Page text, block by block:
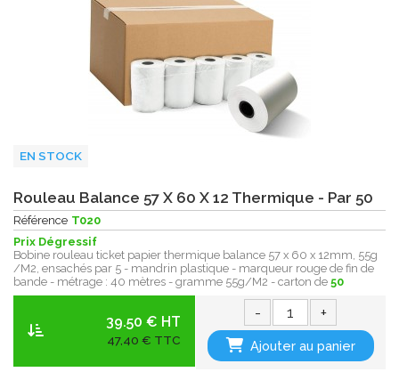
EN STOCK
Rouleau Balance 57 X 60 X 12 Thermique - Par 50
Référence T020
Prix Dégressif
Bobine rouleau ticket papier thermique balance 57 x 60 x 12mm, 55g
/M2, ensachés par 5 - mandrin plastique - marqueur rouge de fin de
bande - métrage : 40 mètres - gramme 55g/M2 - carton de 50
39.50 € HT
47,40 € TTC
- +
Ajouter au panier